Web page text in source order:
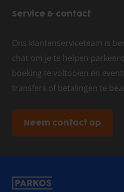
Service & contact
Ons klantenserviceteam is
chat om je te helpen
boeking te voltooien en
transfers of betalingen te
Neem contact op